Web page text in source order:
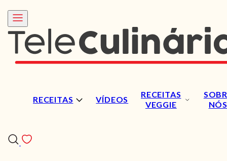
RECEITAS VÍDEOS
RECEITAS
VEGGIE
NÓS